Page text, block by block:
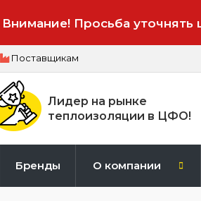
Внимание! Просьба
Поставщикам
Лидер на рынке
теплоизоляции в ЦФО!
Бренды О компании